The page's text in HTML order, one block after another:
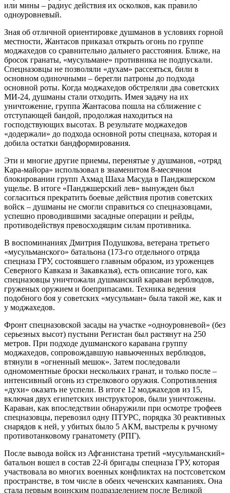
или мины – радиус действия их осколков, как правило
одноуровневый.
Зная об отличной ориентировке душманов в условиях горной
местности, Жантасов приказал открыть огонь по группе
моджахедов со сравнительно дальнего расстояния. Ближе, на
бросок гранаты, «мусульмане» противника не подпускали.
Спецназовцы не позволяли «духам» рассеяться, били в
основном одиночными – берегли патроны до подхода
основной роты. Когда моджахедов обстреляли два советских
МИ-24, душманы стали отходить. Имея задачу на их
уничтожение, группа Жантасова пошла на сближение с
отступающей бандой, продолжая находиться на
господствующих высотах. В результате моджахедов
«додержали» до подхода основной роты спецназа, которая и
добила остатки бандформирования.
Эти и многие другие приемы, перенятые у душманов, «отряд
Кара-майора» использовал в знаменитом 8-месячном
блокировании групп Ахмад Шаха Масуда в Панджшерском
ущелье. В итоге «Панджшерский лев» вынужден был
согласиться прекратить боевые действия против советских
войск – душманы не смогли справиться со спецназовцами,
успешно проводившими засадные операции и рейды,
противодействуя превосходящим силам противника.
В воспоминаниях Дмитрия Подушкова, ветерана третьего
«мусульманского» батальона (173-го отдельного отряда
спецназа ГРУ, состоявшего главным образом, из уроженцев
Северного Кавказа и Закавказья), есть описание того, как
спецназовцы уничтожали душманский караван верблюдов,
груженых оружием и боеприпасами. Техника ведения
подобного боя у советских «мусульман» была такой же, как и
у моджахедов.
Фронт спецназовской засады на участке «одноуровневой» (без
серьезных высот) пустыни Регистан был растянут на 250
метров. При подходе душманского каравана группу
моджахедов, сопровождавшую навьюченных верблюдов,
втянули в «огненный мешок». Затем последовали
одномоментные броски нескольких гранат, и только после –
интенсивный огонь из стрелкового оружия. Сопротивления
«духи» оказать не успели. В итоге 12 моджахедов из 15,
включая двух египетских инструкторов, были уничтожены.
Караван, как впоследствии обнаружили при осмотре трофеев
спецназовцы, перевозил одну ПТУРС, порядка 30 реактивных
снарядов к ней, у убитых было 5 АКМ, выстрелы к ручному
противотанковому гранатомету (РПГ).
После вывода войск из Афганистана третий «мусульманский»
батальон вошел в состав 22-й бригады спецназа ГРУ, которая
участвовала во многих военных конфликтах на постсоветском
пространстве, в том числе в обеих чеченских кампаниях. Она
стала первым воинским подразделением после Великой